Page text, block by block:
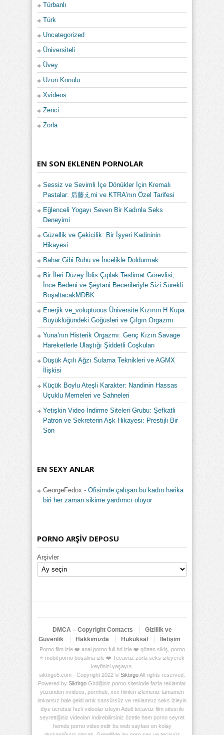
Türbanlı
Türk
Uncategorized
Üniversiteli
Üvey
Uzun Konulu
Xvideos
Zenci
Zorla
EN SON EKLENEN PORNOLAR
Sessiz ve Sevimli İçe Dönükler İçin Kremalı
Pastalar: 后藤えmi ve KTRA’nın Özel Tarifesi
Eğlenceli Yogayı Seven Bir Kadınla Seks
Deneyimi
Güzellik ve Çekicilik: Bir İşyeri Kadininin
Hikayesi
Bahar Gibi Ruhu ve İncelikle Doldurmak
Bir İleri Düzey İblis Çıplak Teslimat Görevlisi,
İnce Bedeni ve Şeytani Becerileriyle Sizi Sürekli
BoşaltacakMDBK
Enerjik ve_voluptuous Üniversite Kızının H Kupa
Büyüklüğündeki Göğüsleri ve Çılgın Orgazmı
Yuna’nın Histerik Orgazmı: Genç Kızın Savage
Hareketlerle Ulaştığı Şiddetli Coşkuları
Düşük Açılı Ağzı Sulama Teknikleri ve AGMX
İlişkisi
Küçük Boylu Ateşli Karakter: Nandinin Hassas
Uçuklu Memeleri ve Sahneleri
Yetişkin Video İndirme Siteleri Grubu: Şefkatli
Patron ve Sekreterin Aşk Hikayesi: Prestijli Bir
Son
EN SEXY ANLAR
GeorgeFedox - Ofisimde çalışan bu kadın harika
biri her zaman sikime yardımcı oluyor
PORNO ARŞİV DEPOSU
Arşivler
DMCA – Copyright Contacts
Gizlilik ve
Güvenlik
Hakkımızda Hukuksal İletişim
Porno film izle ❤️ anal porno full hd izle ❤️ götten sikiş, porno
⭐ mobil porno boşalma izle ❤️ Tecavüz zorla seks izleyerek
keyfinizi yaşayın.
siktirgo5.com - Copyright 2022 © SiktirgoAll rights reserved.
Powered by Siktirgo Girdiğiniz porno sitesinde fazla reklamlar
yüzünden xvideos, pornhub, xxx filmleri izlemeniz tamamen
imkansız hale geldi artık sansürsüz ve reklamsız seks izleyin
diye ücretsiz hızlı videolar izleyin Adult tecavüz film sitesi ile
seyrettiğiniz videoları indirebilirsiniz özetle hem porno seyret
hemde porno video indir bu web sayfası en kolay